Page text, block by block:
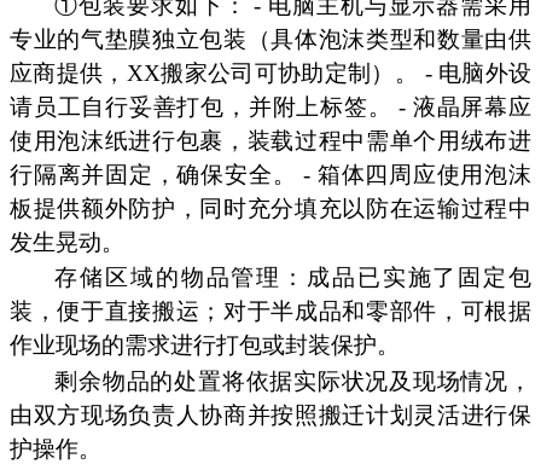
①包装要求如下： - 电脑主机与显示器需采用
专业的气垫膜独立包装（具体泡沫类型和数量由供
应商提供，XX搬家公司可协助定制）。 - 电脑外设
请员工自行妥善打包，并附上标签。 - 液晶屏幕应
使用泡沫纸进行包裹，装载过程中需单个用绒布进
行隔离并固定，确保安全。 - 箱体四周应使用泡沫
板提供额外防护，同时充分填充以防在运输过程中
发生晃动。
存储区域的物品管理：成品已实施了固定包
装，便于直接搬运；对于半成品和零部件，可根据
作业现场的需求进行打包或封装保护。
剩余物品的处置将依据实际状况及现场情况，
由双方现场负责人协商并按照搬迁计划灵活进行保
护操作。